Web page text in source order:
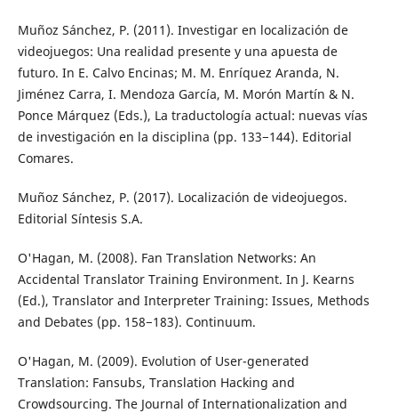
Muñoz Sánchez, P. (2011). Investigar en localización de
videojuegos: Una realidad presente y una apuesta de
futuro. In E. Calvo Encinas; M. M. Enríquez Aranda, N.
Jiménez Carra, I. Mendoza García, M. Morón Martín & N.
Ponce Márquez (Eds.), La traductología actual: nuevas vías
de investigación en la disciplina (pp. 133−144). Editorial
Comares.
Muñoz Sánchez, P. (2017). Localización de videojuegos.
Editorial Síntesis S.A.
O'Hagan, M. (2008). Fan Translation Networks: An
Accidental Translator Training Environment. In J. Kearns
(Ed.), Translator and Interpreter Training: Issues, Methods
and Debates (pp. 158−183). Continuum.
O'Hagan, M. (2009). Evolution of User-generated
Translation: Fansubs, Translation Hacking and
Crowdsourcing. The Journal of Internationalization and